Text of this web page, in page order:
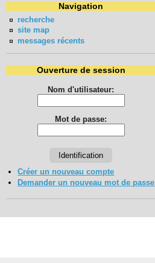
Navigation
recherche
site map
messages récents
Ouverture de session
Nom d'utilisateur:
Mot de passe:
Créer un nouveau compte
Demander un nouveau mot de passe